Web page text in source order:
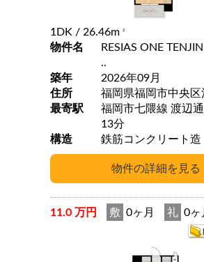
1DK / 26.46m 2
物件名
RESIAS ONE
..
築年
2026年09月
住所
福岡県福岡市中央区
最寄駅
福岡市七隈線 渡辺通 駅 徒歩
13分
構造
鉄筋コンクリート造
11.0 万円 敷 0ヶ月 礼 0ヶ